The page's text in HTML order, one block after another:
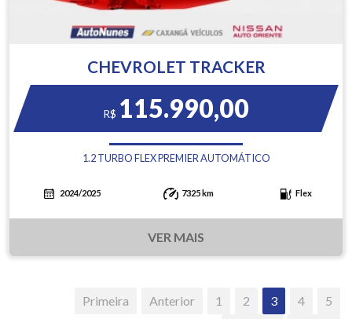
CHEVROLET TRACKER
R$ 115.990,00
1.2 TURBO FLEX PREMIER AUTOMÁTICO
2024/2025 7325 km Flex
VER MAIS
Primeira Anterior 1 2 3 4
5